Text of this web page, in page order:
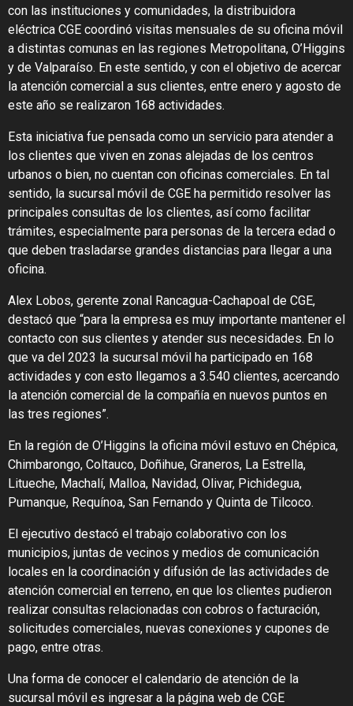
con las instituciones y comunidades, la distribuidora
eléctrica CGE coordinó visitas mensuales de su oficina móvil
a distintas comunas en las regiones Metropolitana, O’Higgins
y de Valparaíso. En este sentido, y con el objetivo de acercar
la atención comercial a sus clientes, entre enero y agosto de
este año se realizaron 168 actividades.
Esta iniciativa fue pensada como un servicio para atender a
los clientes que viven en zonas alejadas de los centros
urbanos o bien, no cuentan con oficinas comerciales. En tal
sentido, la sucursal móvil de CGE ha permitido resolver las
principales consultas de los clientes, así como facilitar
trámites, especialmente para personas de la tercera edad o
que deben trasladarse grandes distancias para llegar a una
oficina.
Alex Lobos, gerente zonal Rancagua-Cachapoal de CGE,
destacó que “para la empresa es muy importante mantener el
contacto con sus clientes y atender sus necesidades. En lo
que va del 2023 la sucursal móvil ha participado en 168
actividades y con esto llegamos a 3.540 clientes, acercando
la atención comercial de la compañía en nuevos puntos en
las tres regiones”.
En la región de O’Higgins la oficina móvil estuvo en Chépica,
Chimbarongo, Coltauco, Doñihue, Graneros, La Estrella,
Litueche, Machalí, Malloa, Navidad, Olivar, Pichidegua,
Pumanque, Requínoa, San Fernando y Quinta de Tilcoco.
El ejecutivo destacó el trabajo colaborativo con los
municipios, juntas de vecinos y medios de comunicación
locales en la coordinación y difusión de las actividades de
atención comercial en terreno, en que los clientes pudieron
realizar consultas relacionadas con cobros o facturación,
solicitudes comerciales, nuevas conexiones y cupones de
pago, entre otras.
Una forma de conocer el calendario de atención de la
sucursal móvil es ingresar a la página web de CGE